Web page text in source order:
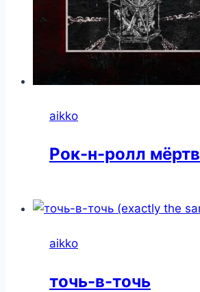
aikko
Рок-н-ролл мёртв
aikko
​точь-в-точь